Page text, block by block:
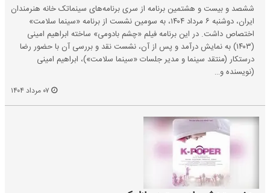
ششصد و بیست و هشتمین برنامه از سری برنامه‌های سینماتک خانه هنرمندان
ایران، دوشنبه ۶ مرداد ۱۴۰۴، به سومین نشست از برنامه «سینما سلامت»
اختصاص داشت. در این برنامه فیلم «چشم بادومی» ساخته ابراهیم امینی
(۱۴۰۳) به نمایش درآمد و پس از آن، نشست نقد و بررسی آن با حضور رضا
درستکار (منتقد سینما و مدیر جلسات «سینما سلامت»)، ابراهیم امینی
(نویسنده و…